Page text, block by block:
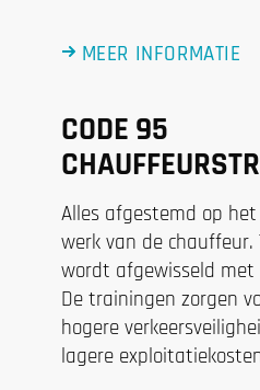
MEER INFORMATIE
CODE 95
Alles afgestemd op
werk van de chauffeur.
wordt afgewisseld met
De trainingen zorgen
hogere
lagere